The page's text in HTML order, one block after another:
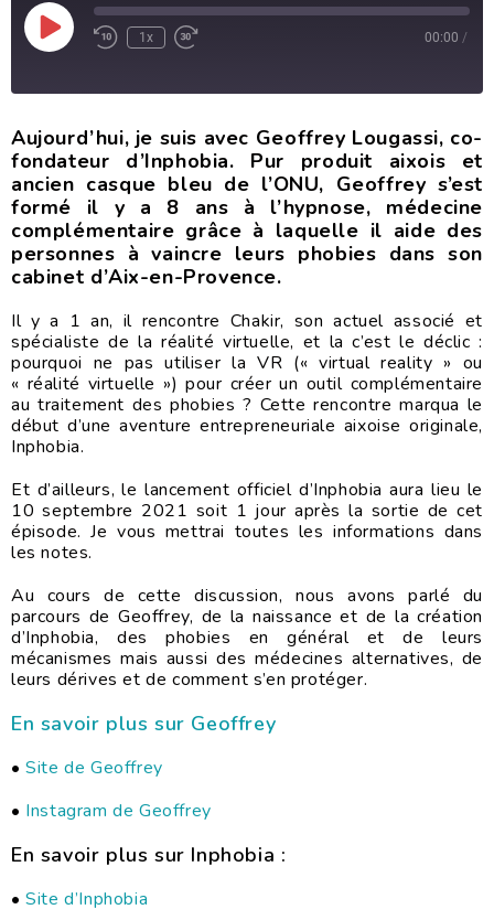
1x 00:00 /
Aujourd’hui, je suis avec Geoffrey Lougassi, co-
fondateur d’Inphobia. Pur produit aixois et
ancien casque bleu de l’ONU, Geoffrey s’est
formé il y a 8 ans à l’hypnose, médecine
complémentaire grâce à laquelle il aide des
personnes à vaincre leurs phobies dans son
cabinet d’Aix-en-Provence.
Il y a 1 an, il rencontre Chakir, son actuel associé et
spécialiste de la réalité virtuelle, et la c’est le déclic :
pourquoi ne pas utiliser la VR (« virtual reality » ou
« réalité virtuelle ») pour créer un outil complémentaire
au traitement des phobies ? Cette rencontre marqua le
début d’une aventure entrepreneuriale aixoise originale,
Inphobia.
Et d’ailleurs, le lancement officiel d’Inphobia aura lieu le
10 septembre 2021 soit 1 jour après la sortie de cet
épisode. Je vous mettrai toutes les informations dans
les notes.
Au cours de cette discussion, nous avons parlé du
parcours de Geoffrey, de la naissance et de la création
d’Inphobia, des phobies en général et de leurs
mécanismes mais aussi des médecines alternatives, de
leurs dérives et de comment s’en protéger.
En savoir plus sur Geoffrey
•Site de Geoffrey
• Instagram de Geoffrey
En savoir plus sur Inphobia :
•Site d’Inphobia